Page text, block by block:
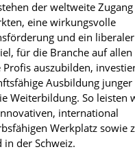
der weltweite
eine wirkungsvolle
und ein
für die Branche auf allen
Profis auszubilden,
Ausbildung junger
Weiterbildung. So leisten
international
Werkplatz sowie
in der Schweiz.